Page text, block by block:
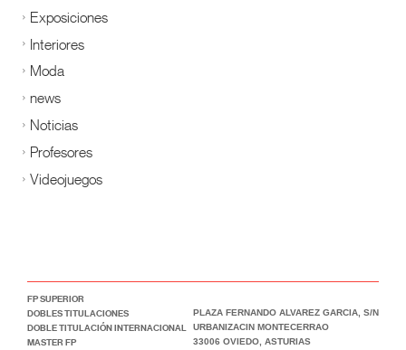
Exposiciones
Interiores
Moda
news
Noticias
Profesores
Videojuegos
FP SUPERIOR
DOBLES TITULACIONES
DOBLE TITULACIÓN INTERNACIONAL
MASTER FP
PLAZA FERNANDO ALVAREZ GARCIA, S/N
URBANIZACIN MONTECERRAO
33006 OVIEDO, ASTURIAS